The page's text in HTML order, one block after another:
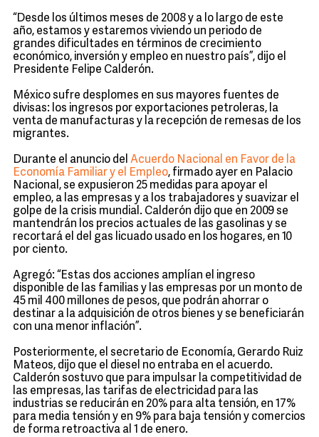
“Desde los últimos meses de 2008 y a lo largo de este
año, estamos y estaremos viviendo un periodo de
grandes dificultades en términos de crecimiento
económico, inversión y empleo en nuestro país”, dijo el
Presidente Felipe Calderón.
México sufre desplomes en sus mayores fuentes de
divisas: los ingresos por exportaciones petroleras, la
venta de manufacturas y la recepción de remesas de los
migrantes.
Durante el anuncio del Acuerdo Nacional en Favor de la
Economía Familiar y el Empleo, firmado ayer en Palacio
Nacional, se expusieron 25 medidas para apoyar el
empleo, a las empresas y a los trabajadores y suavizar el
golpe de la crisis mundial. Calderón dijo que en 2009 se
mantendrán los precios actuales de las gasolinas y se
recortará el del gas licuado usado en los hogares, en 10
por ciento.
Agregó: “Estas dos acciones amplían el ingreso
disponible de las familias y las empresas por un monto de
45 mil 400 millones de pesos, que podrán ahorrar o
destinar a la adquisición de otros bienes y se beneficiarán
con una menor inflación”.
Posteriormente, el secretario de Economía, Gerardo Ruiz
Mateos, dijo que el diesel no entraba en el acuerdo.
Calderón sostuvo que para impulsar la competitividad de
las empresas, las tarifas de electricidad para las
industrias se reducirán en 20% para alta tensión, en 17%
para media tensión y en 9% para baja tensión y comercios
de forma retroactiva al 1 de enero.